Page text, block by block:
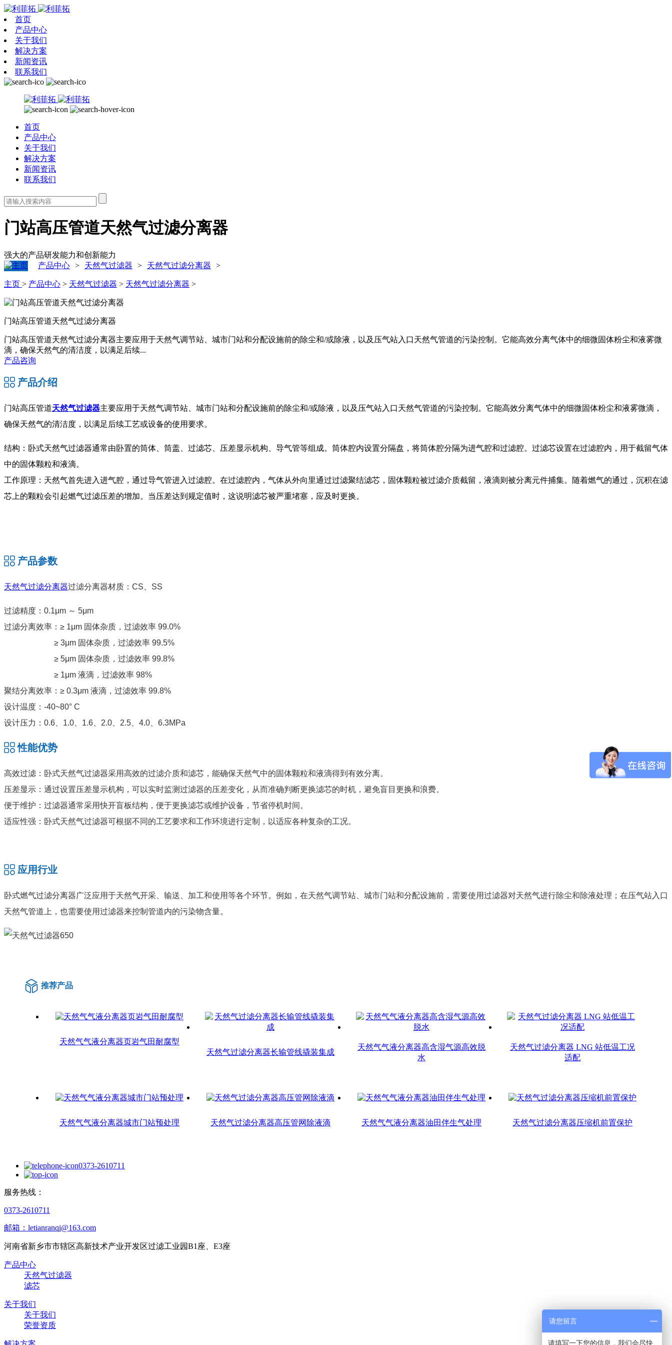
首页
产品中心
关于我们
解决方案
新闻资讯
联系我们
首页
产品中心
关于我们
解决方案
新闻资讯
联系我们
门站高压管道天然气过滤分离器
强大的产品研发能力和创新能力
产品中心 > 天然气过滤器 > 天然气过滤分离器 >
主页 > 产品中心 > 天然气过滤器 > 天然气过滤分离器 >
门站高压管道天然气过滤分离器
门站高压管道天然气过滤分离器主要应用于天然气调节站、城市门站和分配设施前的除尘和/或除液，以及压气站入口天然气管道的污染控制。它能高效分离气体中的细微固体粉尘和液雾微
滴，确保天然气的清洁度，以满足后续...
产品咨询
产品介绍
门站高压管道天然气过滤器主要应用于天然气调节站、城市门站和分配设施前的除尘和/或除液，以及压气站入口天然气管道的污染控制。它能高效分离气体中的细微固体粉尘和液雾微滴，
确保天然气的清洁度，以满足后续工艺或设备的使用要求。
结构：卧式天然气过滤器通常由卧置的筒体、筒盖、过滤芯、压差显示机构、导气管等组成。筒体腔内设置分隔盘，将筒体腔分隔为进气腔和过滤腔。过滤芯设置在过滤腔内，用于截留气体
中的固体颗粒和液滴。
工作原理：天然气首先进入进气腔，通过导气管进入过滤腔。在过滤腔内，气体从外向里通过过滤聚结滤芯，固体颗粒被过滤介质截留，液滴则被分离元件捕集。随着燃气的通过，沉积在滤
芯上的颗粒会引起燃气过滤压差的增加。当压差达到规定值时，这说明滤芯被严重堵塞，应及时更换。
产品参数
天然气过滤分离器过滤分离器材质：CS、SS
过滤精度：0.1μm ～ 5μm
过滤分离效率：≥ 1μm 固体杂质，过滤效率 99.0%
≥ 3μm 固体杂质，过滤效率 99.5%
≥ 5μm 固体杂质，过滤效率 99.8%
≥ 1μm 液滴，过滤效率 98%
聚结分离效率：≥ 0.3μm 液滴，过滤效率 99.8%
设计温度：-40~80° C
设计压力：0.6、1.0、1.6、2.0、2.5、4.0、6.3MPa
性能优势
高效过滤：卧式天然气过滤器采用高效的过滤介质和滤芯，能确保天然气中的固体颗粒和液滴得到有效分离。
压差显示：通过设置压差显示机构，可以实时监测过滤器的压差变化，从而准确判断更换滤芯的时机，避免盲目更换和浪费。
便于维护：过滤器通常采用快开盲板结构，便于更换滤芯或维护设备，节省停机时间。
适应性强：卧式天然气过滤器可根据不同的工艺要求和工作环境进行定制，以适应各种复杂的工况。
应用行业
卧式燃气过滤分离器广泛应用于天然气开采、输送、加工和使用等各个环节。例如，在天然气调节站、城市门站和分配设施前，需要使用过滤器对天然气进行除尘和除液处理；在压气站入口
天然气管道上，也需要使用过滤器来控制管道内的污染物含量。
推荐产品
天然气气液分离器页岩气田耐腐型
天然气过滤分离器长输管线撬装集成
天然气气液分离器高含湿气源高效脱
水
天然气过滤分离器 LNG 站低温工况
适配
天然气气液分离器城市门站预处理 天然气过滤分离器高压管网除液滴 天然气气液分离器油田伴生气处理 天然气过滤分离器压缩机前置保护
0373-2610711
服务热线：
0373-2610711
邮箱：letianranqi@163.com
河南省新乡市市辖区高新技术产业开发区过滤工业园B1座、E3座
产品中心
天然气过滤器
滤芯
关于我们
关于我们
荣誉资质
请您留言
请填写一下您的信息，我们会尽快